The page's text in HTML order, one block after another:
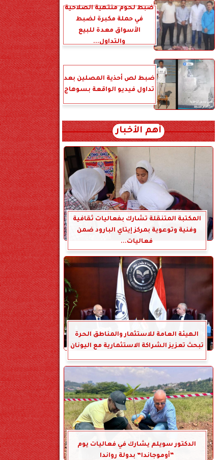
ضبط لحوم منتهية الصلاحية
في حملة مكبرة لضبط
الأسواق معدة للبيع
والتداول...
ضبط لص أحذية المصلين بعد
تداول فيديو الواقعة بسوهاج
أهم الأخبار
المكتبة المتنقلة تشارك بفعاليات ثقافية
وفنية وتوعوية بمركز إيتاي البارود ضمن
فعاليات...
الهيئة العامة للاستثمار والمناطق الحرة
تبحث تعزيز الشراكة الاستثمارية مع اليونان
الدكتور سويلم يشارك في فعاليات يوم
“أوموجاندا” بدولة رواندا